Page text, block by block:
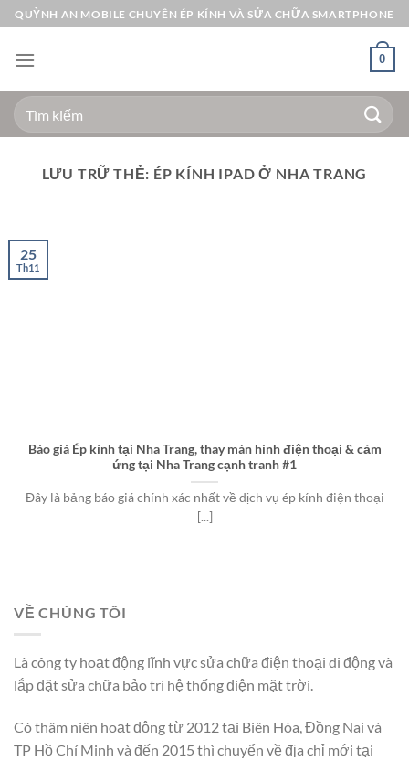
Bỏ
qua
nội
QUỲNH AN MOBILE CHUYÊN ÉP KÍNH VÀ SỬA CHỮA SMARTPHONE
0
Tìm
kiếm:
LƯU TRỮ THẺ: ÉP KÍNH IPAD Ở NHA TRANG
Báo giá Ép kính tại Nha Trang, thay màn hình điện thoại & cảm
ứng tại Nha Trang cạnh tranh #1
Đây là bảng báo giá chính xác nhất về dịch vụ ép kính điện thoại
[...]
25
Th11
VỀ CHÚNG TÔI
Là công ty hoạt động lĩnh vực sửa chữa điện thoại di động và
lắp đặt sửa chữa bảo trì hệ thống điện mặt trời.
Có thâm niên hoạt động từ 2012 tại Biên Hòa, Đồng Nai và
TP Hồ Chí Minh và đến 2015 thì chuyển về địa chỉ mới tại